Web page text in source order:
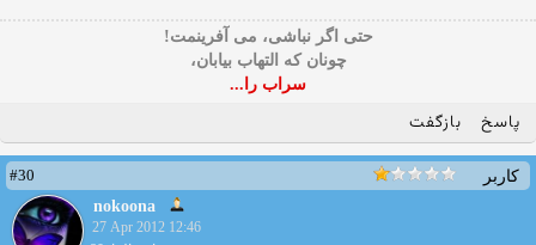
حتی اگر نباشی، می آفرینمت!
چونان که التهاب بیابان،
سراب را...
پاسخ بازگفت
کاربر
#30
nokoona
27 Apr 2012 12:46